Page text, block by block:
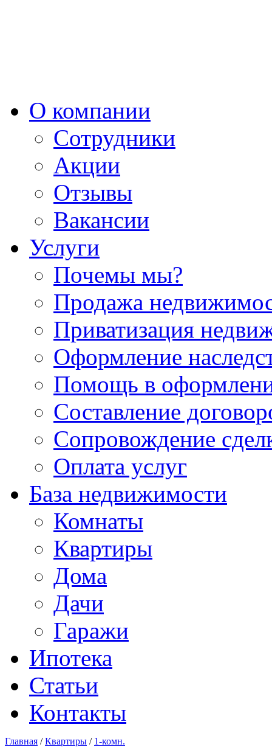
О компании
Сотрудники
Акции
Отзывы
Вакансии
Услуги
Почемы мы?
Продажа
Приватизация
Оформление
Помощь в
Составление
Сопровождение
Оплата услуг
База недвижимости
Комнаты
Квартиры
Дома
Дачи
Гаражи
Ипотека
Статьи
Контакты
Главная /Квартиры / 1-комн.